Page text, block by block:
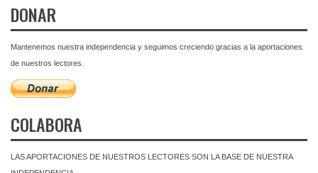
DONAR
Mantenemos nuestra independencia y seguimos creciendo gracias a la aportaciones
de nuestros lectores.
COLABORA
LAS APORTACIONES DE NUESTROS LECTORES SON LA BASE DE NUESTRA